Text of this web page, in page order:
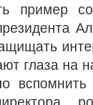
пример
глаза на